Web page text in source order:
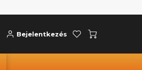
Bejelentkezés